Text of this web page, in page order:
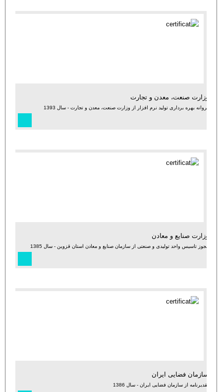
وزارت صنعت، معدن و تجارت
پروانه بهره برداری تولید نرم افزار از وزارت صنعت، معدن و تجارت - سال 1393
وزارت صنایع و معادن
مجوز تاسیس واحد تولیدی و صنعتی از سازمان صنایع و معادن استان قزوین - سال 1385
سازمان فضایی ایران
تقدیرنامه از سازمان فضایی ایران - سال 1386